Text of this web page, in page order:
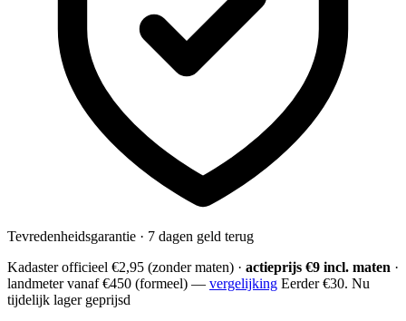
Tevredenheidsgarantie · 7 dagen geld terug
Kadaster officieel €2,95 (zonder maten) · actieprijs €9 incl. maten ·
landmetervanaf €450 (formeel) — vergelijking Eerder €30. Nu
tijdelijk lager geprijsd